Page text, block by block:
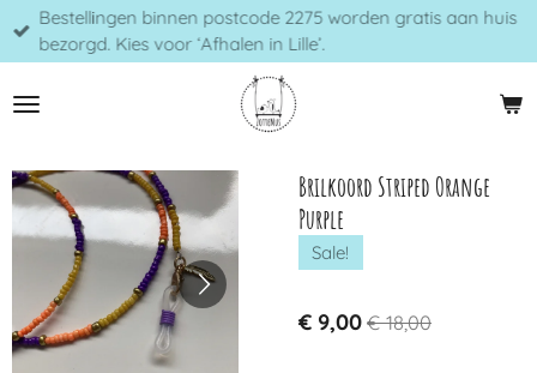
Ga
direct
de
Bestellingen binnen postcode 2275 worden gratis aan huis
bezorgd. Kies voor ‘Afhalen in Lille’.
Brilkoord Striped Orange
Purple
Sale!
€ 9,00€ 18,00